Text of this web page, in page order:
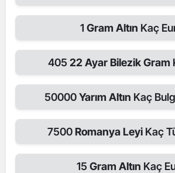
1 Gram Altın Kaç
405 22 Ayar Bilezik Gram
50000Yarım Altın Kaç
7500Romanya Leyi Kaç
15 Gram Altın Kaç